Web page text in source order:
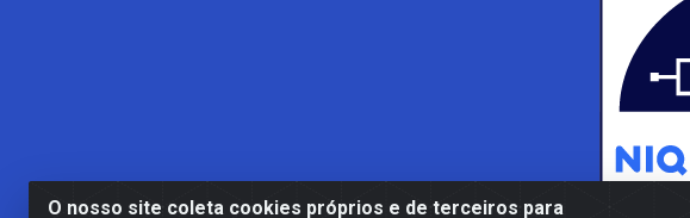
O nosso site coleta cookies próprios e de terceiros para